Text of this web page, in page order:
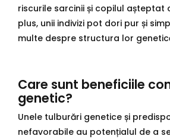
riscurile sarcinii și copilul așteptat
plus, unii indivizi pot dori pur și
multe despre structura lor
Care sunt beneficiile
genetic?
Unele tulburări genetice și
nefavorabile au potențialul de a